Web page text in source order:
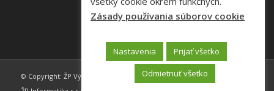
© Copyright: ŽP Výskumno - vývojové centrum s r.o., | Webdesign by
Zásady používania súborov cookie
Nastavenia
Prijať všetko
Odmietnuť všetko